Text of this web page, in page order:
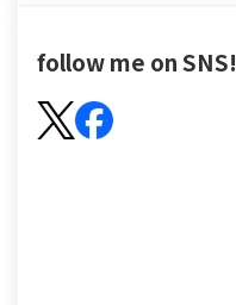
follow me on SNS!